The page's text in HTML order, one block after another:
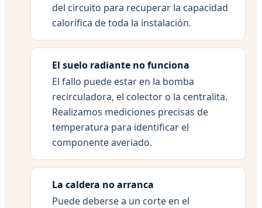
del circuito para recuperar la capacidad
calorífica de toda la instalación.
El suelo radiante no funciona
El fallo puede estar en la bomba
recirculadora, el colector o la centralita.
Realizamos mediciones precisas de
temperatura para identificar el
componente averiado.
La caldera no arranca
Puede deberse a un corte en el